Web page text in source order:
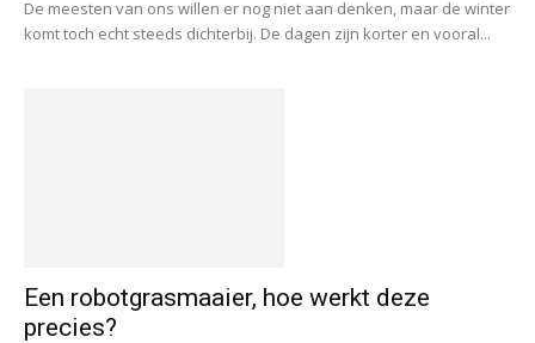
De meesten van ons willen er nog niet aan denken, maar de winter
komt toch echt steeds dichterbij. De dagen zijn korter en vooral...
Een robotgrasmaaier, hoe werkt deze
precies?